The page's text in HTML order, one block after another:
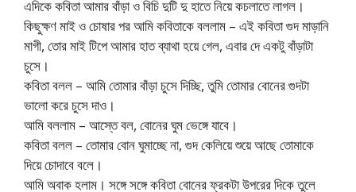
এদিকে কবিতা আমার বাঁড়া ও বিচি দুটি দু হাতে নিয়ে কচলাতে লাগল।
কিছুক্ষণ মাই ও চোষার পর আমি কবিতাকে বললাম – এই কবিতা গুদ মাড়ানি
মাগী, তোর মাই টিপে আমার হাত ব্যাথা হয়ে গেল, এবার দে একটু বাঁড়াটা
চুসে।
কবিতা বলল – আমি তোমার বাঁড়া চুসে দিচ্ছি, তুমি তোমার বোনের গুদটা
ভালো করে চুসে দাও।
আমি বললাম – আস্তে বল, বোনের ঘুম ভেঙ্গে যাবে।
কবিতা বলল – তোমার বোন ঘুমাচ্ছে না, গুদ কেলিয়ে শুয়ে আছে তোমাকে
দিয়ে চোদাবে বলে।
আমি অবাক হলাম। সঙ্গে সঙ্গে কবিতা বোনের ফ্রকটা উপরের দিকে তুলে